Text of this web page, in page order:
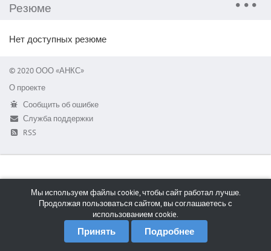
Резюме
Нет доступных резюме
© 2020 ООО «АНКС»
О проекте
Сообщить об ошибке
Служба поддержки
RSS
Мы используем файлы cookie, чтобы сайт работал лучше.
Продолжая пользоваться сайтом, вы соглашаетесь с
использованием cookie.
Принять Подробнее